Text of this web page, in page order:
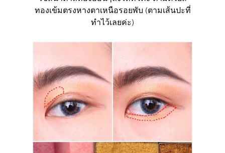
ทองเข้มตรงหางตาเหนือรอยพับ (ตามเส้นปะที่
ทำไว้เลยค่ะ)